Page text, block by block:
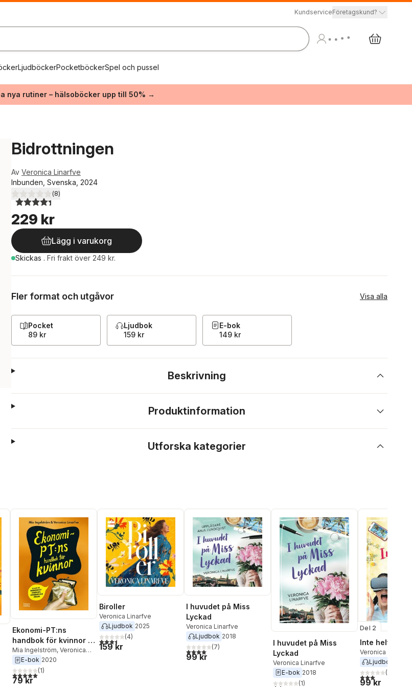
KundserviceFöretagskund?
LjudböckerPocketböckerSpel och pussel
nya rutiner – hälsoböcker upp till 50% →
Bidrottningen
Av Veronica Linarfve
Inbunden, Svenska, 2024
4,4utav 5 stjärnor. Totalt antal röster:
(8)
229 kr
Lägg i varukorg
Skickas . Fri frakt över 249 kr.
Fler format och utgåvor Visa alla
Pocket
89 kr
Ljudbok
159 kr
E-bok
149 kr
Beskrivning
Produktinformation
Utforska kategorier
röster:
Ekonomi-PT:ns
handbok för kvinnor :
så blir du ekonomiskt
starkare, tryggare och
friare
Mia Ingelström, Veronica
Linarfve
E-bok 2020
5,0utav 5 stjärnor. Totalt antal röster:
(1)
79 kr
Biroller
Veronica Linarfve
Ljudbok 2025
3,5utav 5 stjärnor. Totalt antal röster:
(4)
159 kr
I huvudet på Miss
Lyckad
Veronica Linarfve
Ljudbok 2018
4,0utav 5 stjärnor. Totalt antal röster:
(7)
99 kr
I huvudet på Miss
Lyckad
Veronica Linarfve
E-bok 2018
(1)
Del 2
Inte helt Miss
Veronica Linarfve
Ljudbok
3,0utav 5(
99 kr